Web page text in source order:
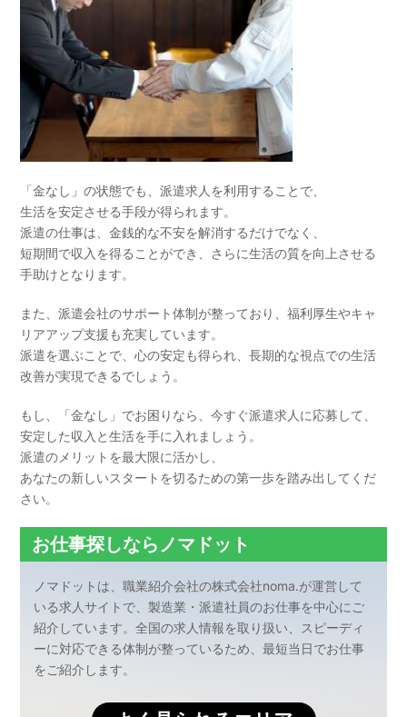
「金なし」の状態でも、派遣求人を利用することで、
生活を安定させる手段が得られます。
派遣の仕事は、金銭的な不安を解消するだけでなく、
短期間で収入を得ることができ、さらに生活の質を向上させる
手助けとなります。
また、派遣会社のサポート体制が整っており、福利厚生やキャ
リアアップ支援も充実しています。
派遣を選ぶことで、心の安定も得られ、長期的な視点での生活
改善が実現できるでしょう。
もし、「金なし」でお困りなら、今すぐ派遣求人に応募して、
安定した収入と生活を手に入れましょう。
派遣のメリットを最大限に活かし、
あなたの新しいスタートを切るための第一歩を踏み出してくだ
さい。
お仕事探しならノマドット
ノマドットは、職業紹介会社の株式会社noma.が運営して
いる求人サイトで、製造業・派遣社員のお仕事を中心にご
紹介しています。全国の求人情報を取り扱い、スピーディ
ーに対応できる体制が整っているため、最短当日でお仕事
をご紹介します。